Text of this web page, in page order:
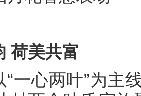
荷美共富
“一心两叶”为主